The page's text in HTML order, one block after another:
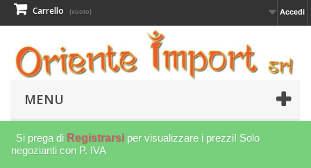
Accedi
Carrello (vuoto)
MENU
Si prega di Registrarsi per visualizzare i prezzi! Solo
negozianti con P. IVA